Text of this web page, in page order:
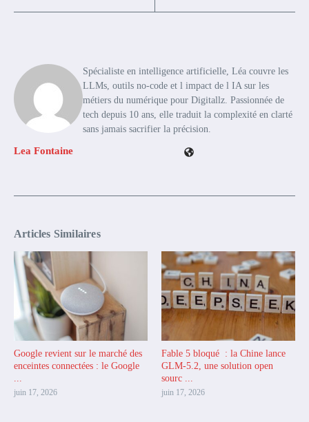
Lea Fontaine
Spécialiste en intelligence artificielle, Léa couvre les
LLMs, outils no-code et l impact de l IA sur les
métiers du numérique pour Digitallz. Passionnée de
tech depuis 10 ans, elle traduit la complexité en clarté
sans jamais sacrifier la précision.
Articles Similaires
Google revient sur le marché des
enceintes connectées : le Google
juin 17, 2026
Fable 5 bloqué : la Chine lance
GLM-5.2, une solution open
sourc ...
juin 17, 2026